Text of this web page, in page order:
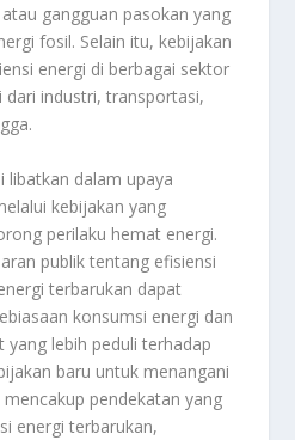
gangguan pasokan yang
fosil. Selain itu, kebijakan
energi di berbagai sektor
dari industri, transportasi,
libatkan dalam upaya
kebijakan yang
perilaku hemat energi.
publik tentang efisiensi
terbarukan dapat
konsumsi energi dan
lebih peduli terhadap
baru untuk menangani
pendekatan yang
energi terbarukan,